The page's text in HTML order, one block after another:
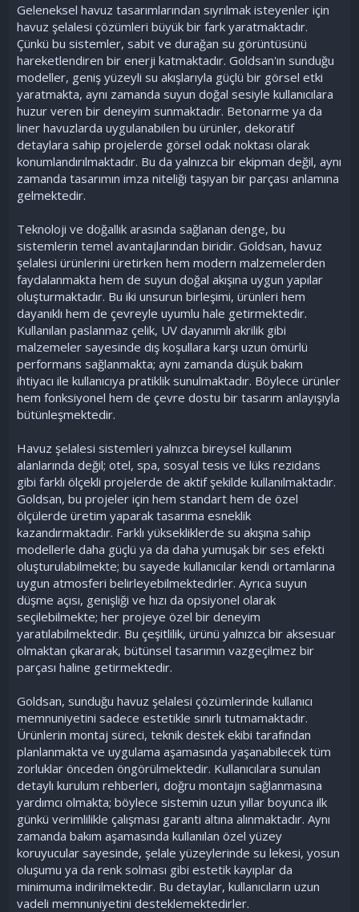
Geleneksel havuz tasarımlarından sıyrılmak isteyenler için
havuz şelalesi çözümleri büyük bir fark yaratmaktadır.
Çünkü bu sistemler, sabit ve durağan su görüntüsünü
hareketlendiren bir enerji katmaktadır. Goldsan'ın sunduğu
modeller, geniş yüzeyli su akışlarıyla güçlü bir görsel etki
yaratmakta, aynı zamanda suyun doğal sesiyle kullanıcılara
huzur veren bir deneyim sunmaktadır. Betonarme ya da
liner havuzlarda uygulanabilen bu ürünler, dekoratif
detaylara sahip projelerde görsel odak noktası olarak
konumlandırılmaktadır. Bu da yalnızca bir ekipman değil, aynı
zamanda tasarımın imza niteliği taşıyan bir parçası anlamına
gelmektedir.
Teknoloji ve doğallık arasında sağlanan denge, bu
sistemlerin temel avantajlarından biridir. Goldsan, havuz
şelalesi ürünlerini üretirken hem modern malzemelerden
faydalanmakta hem de suyun doğal akışına uygun yapılar
oluşturmaktadır. Bu iki unsurun birleşimi, ürünleri hem
dayanıklı hem de çevreyle uyumlu hale getirmektedir.
Kullanılan paslanmaz çelik, UV dayanımlı akrilik gibi
malzemeler sayesinde dış koşullara karşı uzun ömürlü
performans sağlanmakta; aynı zamanda düşük bakım
ihtiyacı ile kullanıcıya pratiklik sunulmaktadır. Böylece ürünler
hem fonksiyonel hem de çevre dostu bir tasarım anlayışıyla
bütünleşmektedir.
Havuz şelalesi sistemleri yalnızca bireysel kullanım
alanlarında değil; otel, spa, sosyal tesis ve lüks rezidans
gibi farklı ölçekli projelerde de aktif şekilde kullanılmaktadır.
Goldsan, bu projeler için hem standart hem de özel
ölçülerde üretim yaparak tasarıma esneklik
kazandırmaktadır. Farklı yüksekliklerde su akışına sahip
modellerle daha güçlü ya da daha yumuşak bir ses efekti
oluşturulabilmekte; bu sayede kullanıcılar kendi ortamlarına
uygun atmosferi belirleyebilmektedirler. Ayrıca suyun
düşme açısı, genişliği ve hızı da opsiyonel olarak
seçilebilmekte; her projeye özel bir deneyim
yaratılabilmektedir. Bu çeşitlilik, ürünü yalnızca bir aksesuar
olmaktan çıkararak, bütünsel tasarımın vazgeçilmez bir
parçası haline getirmektedir.
Goldsan, sunduğu havuz şelalesi çözümlerinde kullanıcı
memnuniyetini sadece estetikle sınırlı tutmamaktadır.
Ürünlerin montaj süreci, teknik destek ekibi tarafından
planlanmakta ve uygulama aşamasında yaşanabilecek tüm
zorluklar önceden öngörülmektedir. Kullanıcılara sunulan
detaylı kurulum rehberleri, doğru montajın sağlanmasına
yardımcı olmakta; böylece sistemin uzun yıllar boyunca ilk
günkü verimlilikle çalışması garanti altına alınmaktadır. Aynı
zamanda bakım aşamasında kullanılan özel yüzey
koruyucular sayesinde, şelale yüzeylerinde su lekesi, yosun
oluşumu ya da renk solması gibi estetik kayıplar da
minimuma indirilmektedir. Bu detaylar, kullanıcıların uzun
vadeli memnuniyetini desteklemektedirler.